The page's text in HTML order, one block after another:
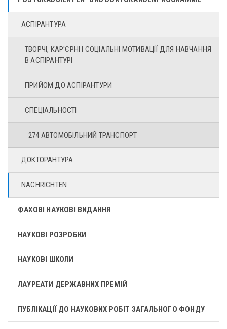
АСПІРАНТУРА
ТВОРЧІ, КАР'ЄРНІ І CОЦІАЛЬНІ МОТИВАЦІЇ ДЛЯ НАВЧАННЯ
В АСПІРАНТУРІ
ПРИЙОМ ДО АСПІРАНТУРИ
СПЕЦІАЛЬНОСТІ
274 АВТОМОБІЛЬНИЙ ТРАНСПОРТ
ДОКТОРАНТУРА
NACHRICHTEN
ФАХОВІ НАУКОВІ ВИДАННЯ
НАУКОВІ РОЗРОБКИ
НАУКОВІ ШКОЛИ
ЛАУРЕАТИ ДЕРЖАВНИХ ПРЕМІЙ
ПУБЛІКАЦІЇ ДО НАУКОВИХ РОБІТ ЗАГАЛЬНОГО ФОНДУ